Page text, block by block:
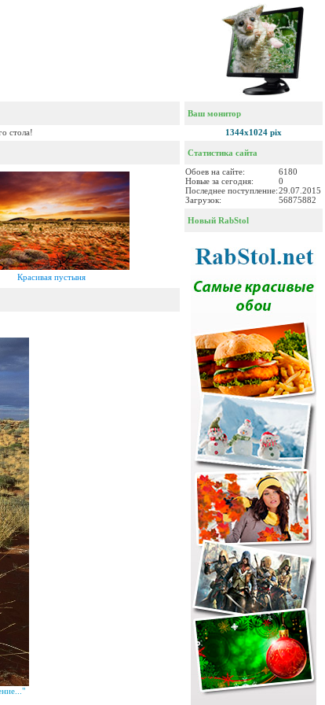
стола!
Красивая пустыня
Ваш монитор
1344x1024 pix
Статистика сайта
Обоев на сайте:
6180
Новые за сегодня:
0
Последнее поступление:29.07.2015
Загрузок:
56875882
Новый RabStol